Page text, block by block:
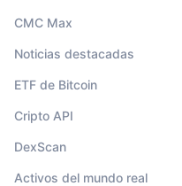
CMC Max
Noticias destacadas
ETF de Bitcoin
Cripto API
DexScan
Activos del mundo real